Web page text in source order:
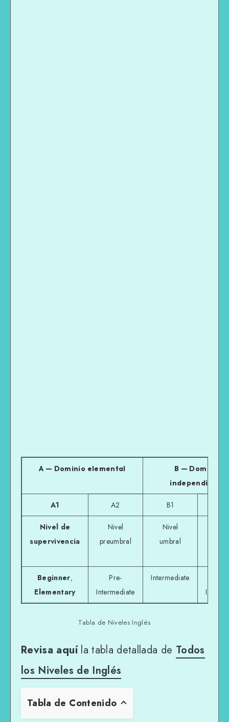
A — Dominio elemental
B — Dominio
independiente
A1 A2 B1
Nivel de
supervivencia
Nivel
preumbral
Nivel
umbral
Beginner,
Elementary
Pre-
Intermediate
Intermediate
Tabla de Niveles Inglés
Revisa aquíla tabla detallada de Todos
los Niveles de Inglés
Tabla de Contenido